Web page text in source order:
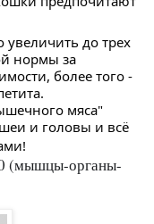
до трех
нормы за
более того -
мяса"
и головы и всё
(мышцы-органы-